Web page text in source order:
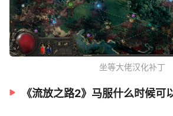
坐等大佬汉化补丁
《流放之路2》马服什么时候可